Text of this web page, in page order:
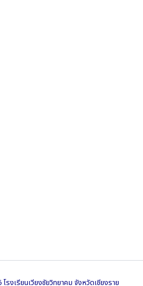
งเรียนเวียงชัยวิทยาคม จังหวัดเชียงราย